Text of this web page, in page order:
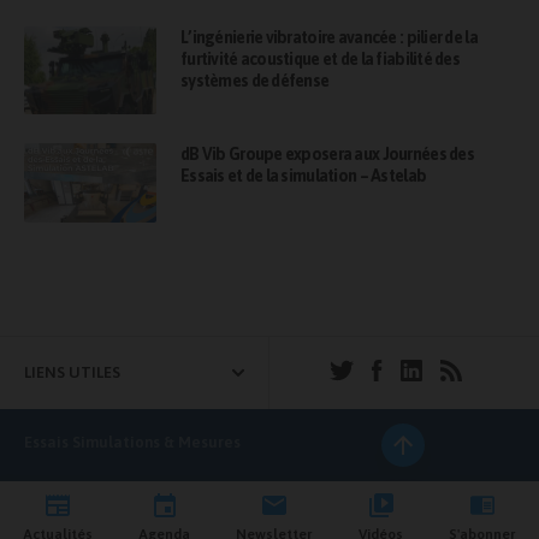
L’ingénierie vibratoire avancée : pilier de la
furtivité acoustique et de la fiabilité des
systèmes de défense
dB Vib Groupe exposera aux Journées des
Essais et de la simulation – Astelab
Actualités Agenda Newsletter Vidéos S'abonner
LIENS UTILES